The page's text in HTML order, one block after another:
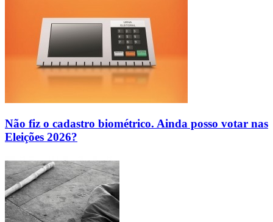
Não fiz o cadastro biométrico. Ainda posso votar nas
Eleições 2026?